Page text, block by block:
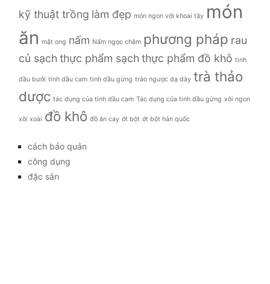
kỹ thuật trồng làm đẹp món ngon với khoai tây món
ăn mật ong nấm Nấm ngọc châm phương pháp rau
củ sạch thực phẩm sạch thực phẩm đồ khô tinh
dầu bưởi tinh dầu cam tinh dầu gừng trào ngược dạ dày trà thảo
dược tác dụng của tinh dầu cam Tác dụng của tinh dầu gừng xôi ngon
xôi xoài đồ khô đồ ăn cay ớt bột ớt bột hàn quốc
cách bảo quản
công dụng
đặc sản